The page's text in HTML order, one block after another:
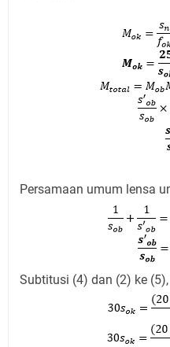
Persamaan umum lensa
Subtitusi (4) dan (2) ke